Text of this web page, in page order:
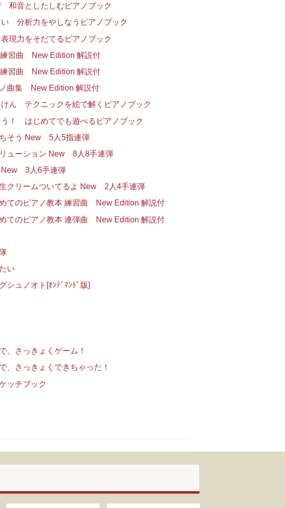
和音としたしむピアノブック
分析力をやしなうピアノブック
現力をそだてるピアノブック
習曲 New Edition 解説付
習曲 New Edition 解説付
曲集 New Edition 解説付
ん テクニックを絵で解くピアノブック
！ はじめてでも遊べるピアノブック
そう New 5人5指連弾
ューション New 8人8手連弾
New 3人6手連弾
クリームついてるよ New 2人4手連弾
てのピアノ教本 練習曲 New Edition 解説付
てのピアノ教本 連弾曲 New Edition 解説付
い
ュノオト[ｵﾝﾃﾞﾏﾝﾄﾞ版]
さっきょくゲーム！
さっきょくできちゃった！
ッチブック